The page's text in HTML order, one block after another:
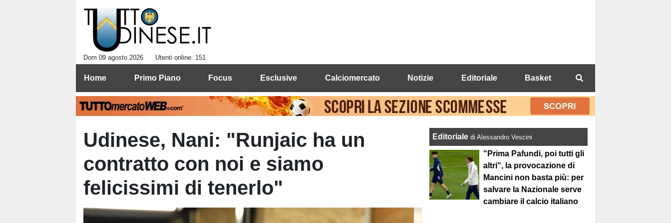
Dom 09 agosto 2026 Utenti online: 151
Home Primo Piano Focus Esclusive Calciomercato Notizie Editoriale Basket
Udinese, Nani: "Runjaic ha un
contratto con noi e siamo
felicissimi di tenerlo"
Editorialedi Alessandro Vescini
"Prima Pafundi, poi tutti gli
altri", la provocazione di
Mancini non basta più: per
salvare la Nazionale serve
cambiare il calcio italiano